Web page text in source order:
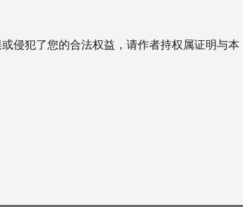
侵犯了您的合法权益，请作者持权属证明与本